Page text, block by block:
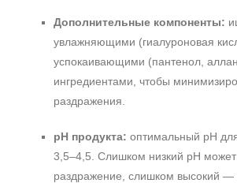
Дополнительные компоненты:
увлажняющими (гиалуроновая
успокаивающими (пантенол,
ингредиентами, чтобы
раздражения.
pH продукта: оптимальный pH
3,5–4,5. Слишком низкий pH может
раздражение, слишком высокий —